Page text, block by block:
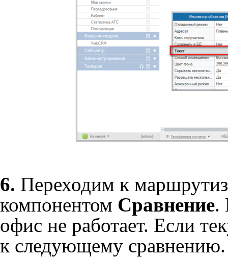
6. Переходим к
компонентом Сравнение.
офис не работает. Если
к следующему сравнению.